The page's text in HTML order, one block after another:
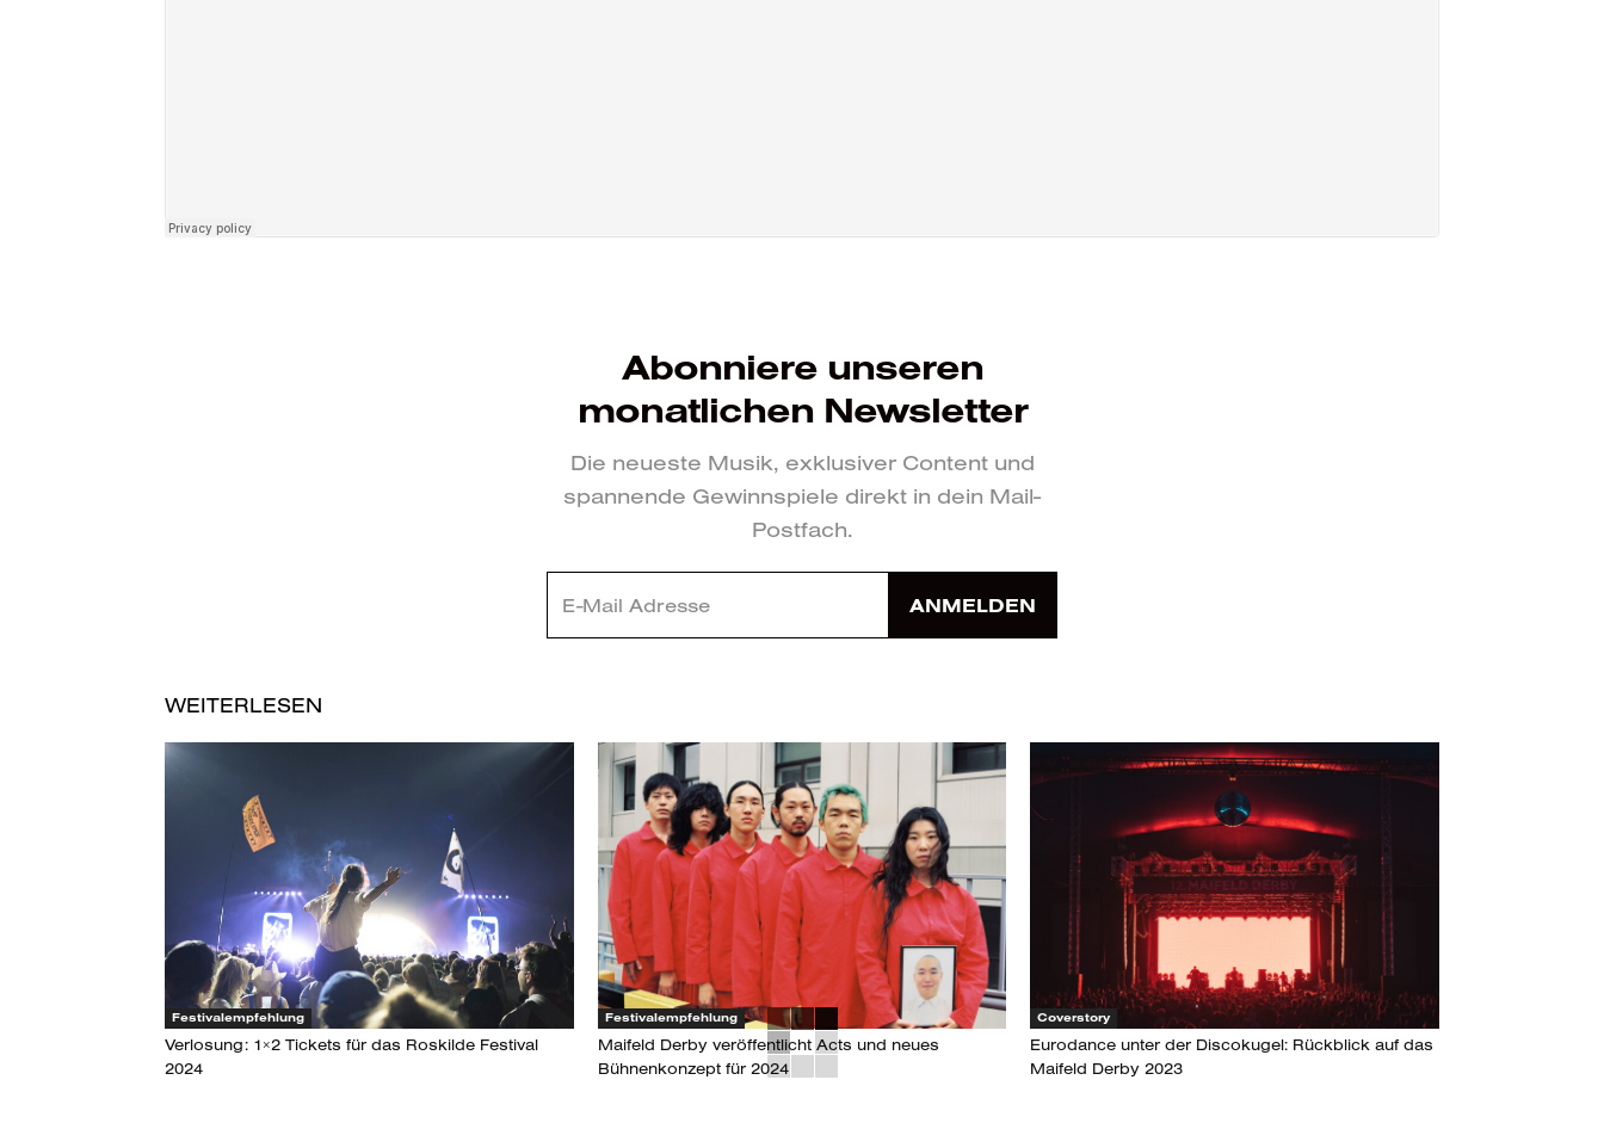
Abonniere unseren
monatlichen Newsletter
Die neueste Musik, exklusiver Content und
spannende Gewinnspiele direkt in dein Mail-
Postfach.
ANMELDEN
WEITERLESEN
Festivalempfehlung
Verlosung: 1×2 Tickets für das Roskilde Festival
2024
Festivalempfehlung
Maifeld Derby veröffentlicht Acts und neues
Bühnenkonzept für 2024
Coverstory
Eurodance unter der Discokugel: Rückblick auf das
Maifeld Derby 2023